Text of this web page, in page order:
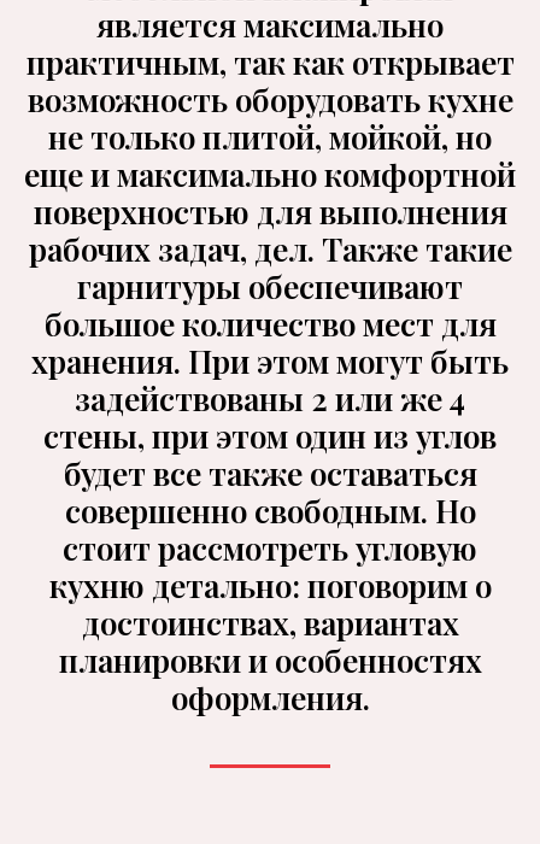
является максимально
практичным, так как открывает
возможность оборудовать кухне
не только плитой, мойкой, но
еще и максимально комфортной
поверхностью для выполнения
рабочих задач, дел. Также такие
гарнитуры обеспечивают
большое количество мест для
хранения. При этом могут быть
задействованы 2 или же 4
стены, при этом один из углов
будет все также оставаться
совершенно свободным. Но
стоит рассмотреть угловую
кухню детально: поговорим о
достоинствах, вариантах
планировки и особенностях
оформления.